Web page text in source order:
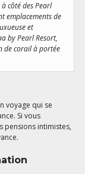
côté des Pearl
emplacements de
et
by Pearl Resort,
de corail à portée
voyage qui se
Si vous
pensions intimistes,